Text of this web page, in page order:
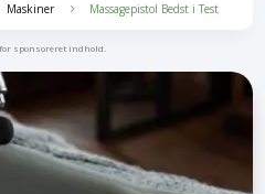
Maskiner 5 Massagepistol Bedst i Test
sponsoreret indhold.